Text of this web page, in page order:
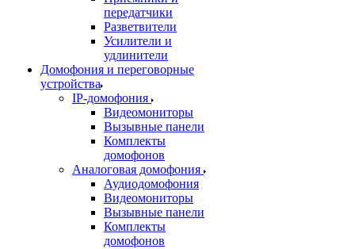
передатчики
Разветвители
Усилители и
удлинители
Домофония и переговорные
устройства
IP-домофония
Видеомониторы
Вызывные панели
Комплекты
домофонов
Аналоговая домофония
Аудиодомофония
Видеомониторы
Вызывные панели
Комплекты
домофонов